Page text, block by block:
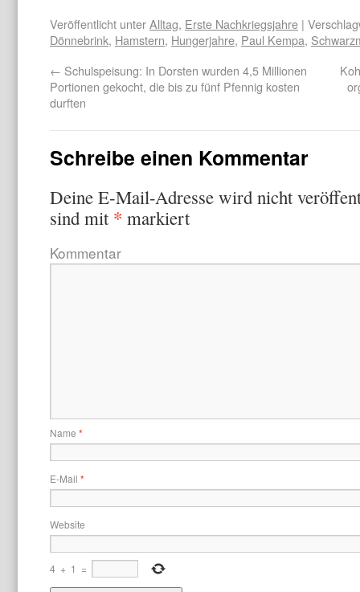
Veröffentlicht unterAlltag, Erste Nachkriegsjahre |
Dönnebrink, Hamstern, Hungerjahre, Paul Kempa,
← Schulspeisung: In Dorsten wurden 4,5 Millionen
Portionen gekocht, die bis zu fünf Pfennig kosten
durften
Schreibe einen Kommentar
Deine E-Mail-Adresse wird nicht
sind mit * markiert
Kommentar
Name *
E-Mail *
Website
4 + 1 =